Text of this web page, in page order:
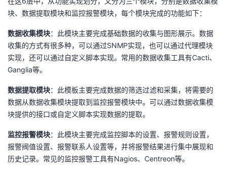
块、数据提取模块和监控报警模块，每个模块完成的功能如下：
数据收集模块：此模块主要完成基础数据的收集与图形展示。数据
收集的方式有很多种，可以通过SNMP实现，也可以通过代理模块
实现，还可以通过自定义脚本实现。常用的数据收集工具有Cacti、
Ganglia等。
数据提取模块：此模板主要完成数据的筛选过滤和采集，将需要的
数据从数据收集模块提取到监控报警模块中。可以通过数据收集模
块提供的接口或自定义脚本实现数据的提取。
监控报警模块：此模块主要完成监控脚本的设置、报警规则设置，
报警阀值设置、报警联系人设置等，并将报警结果进行集中展现和
历史记录。常见的监控报警工具有Nagios、Centreon等。